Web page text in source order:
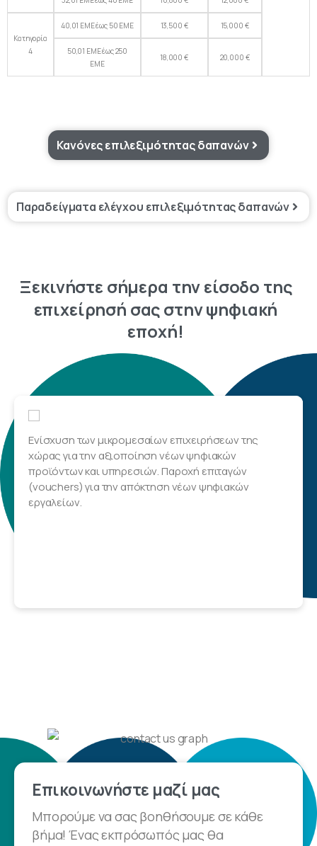
Κατηγορία
4
40,01 ΕΜΕ έως 50 ΕΜΕ 13,500 € 15,000 €
50,01 ΕΜΕ έως 250
ΕΜΕ
18,000 € 20,000 €
Κανόνες επιλεξιμότητας δαπανών
Παραδείγματα ελέγχου επιλεξιμότητας δαπανών
Ξεκινήστεσήμερα τηνείσοδο της
επιχείρησή σαςστηνψηφιακή
εποχή!
Ενίσχυση των μικρομεσαίων επιχειρήσεων της
χώρας για την αξιοποίηση νέων ψηφιακών
προϊόντων και υπηρεσιών. Παροχή επιταγών
(vouchers) για την απόκτηση νέων ψηφιακών
εργαλείων.
Επικοινωνήστε μαζί μας
Μπορούμε να σας βοηθήσουμε σε κάθε
βήμα! Ένας εκπρόσωπός μας θα